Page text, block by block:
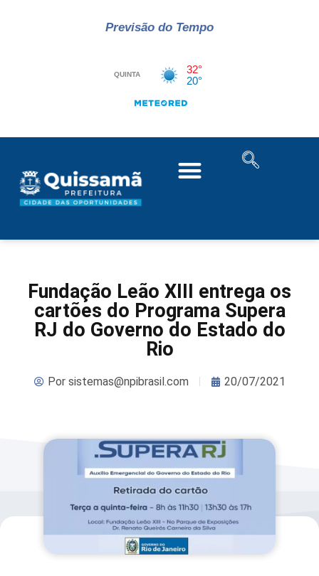
Previsão do Tempo
Fundação Leão XIII entrega os
cartões do Programa Supera
RJ do Governo do Estado do
Rio
Porsistemas@npibrasil.com 20/07/2021